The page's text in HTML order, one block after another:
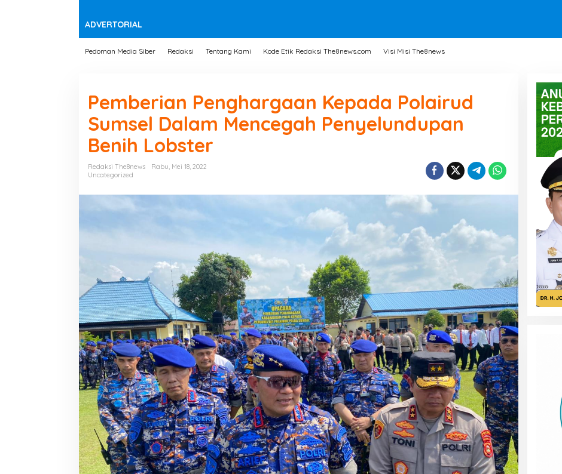
ADVERTORIAL
Pedoman Media Siber Redaksi Tentang Kami Kode Etik Redaksi The8news.com Visi Misi The8news
Pemberian Penghargaan Kepada Polairud
Sumsel Dalam Mencegah Penyelundupan
Benih Lobster
Redaksi The8news
Rabu, Mei 18, 2022
Uncategorized